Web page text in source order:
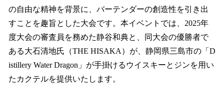
の自由な精神を背景に、バーテンダーの創造性を引き出
すことを趣旨とした大会です。本イベントでは、2025年
度大会の審査員を務めた静谷和典と、同大会の優勝者で
ある大石清地氏（THE HISAKA）が、静岡県三島市の「D
istillery Water Dragon」が手掛けるウイスキーとジンを用い
たカクテルを提供いたします。